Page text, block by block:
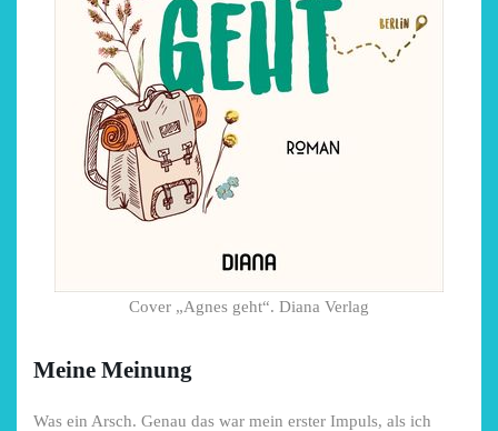
Cover „Agnes geht“. Diana Verlag
Meine Meinung
Was ein Arsch. Genau das war mein erster Impuls, als ich